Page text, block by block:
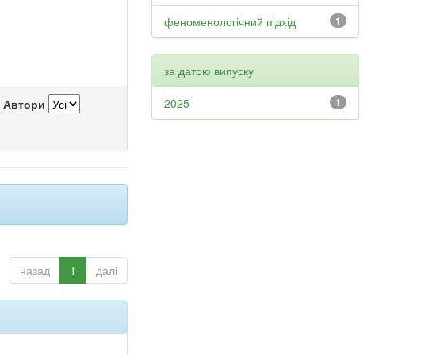
Автори
назад 1 далі
1
феноменологічний підхід
за датою випуску
1
2025